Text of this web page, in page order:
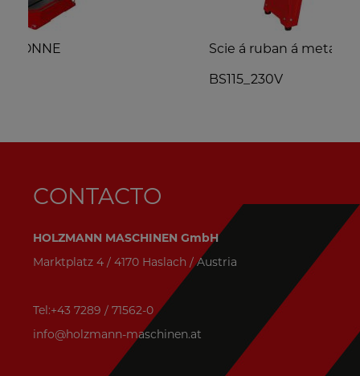
Scie á ruban á metaux
CONTACTO
HOLZMANN MASCHINEN GmbH
Marktplatz 4 / 4170 Haslach / Austria
Tel:+43 7289 / 71562-0
info@holzmann-maschinen.at